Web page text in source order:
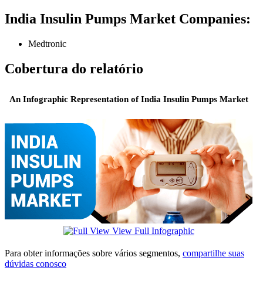
India Insulin Pumps Market Companies:
Medtronic
Cobertura do relatório
An Infographic Representation of India Insulin Pumps Market
View Full Infographic
Para obter informações sobre vários segmentos, compartilhe suas
dúvidas conosco